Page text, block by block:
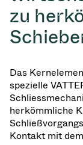
zu
Das
spezielle
herkömmliche
Kontakt mit